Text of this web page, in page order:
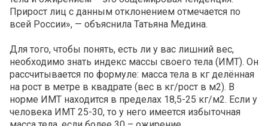
Прирост лиц с данным отклонением отмечается по
всей России», — объяснила Татьяна Медина.
Для того, чтобы понять, есть ли у вас лишний вес,
необходимо знать индекс массы своего тела (ИМТ). Он
рассчитывается по формуле: масса тела в кг делённая
на рост в метре в квадрате (вес в кг/рост в м2). В
норме ИМТ находится в пределах 18,5-25 кг/м2. Если у
человека ИМТ 25-30, то у него имеется избыточная